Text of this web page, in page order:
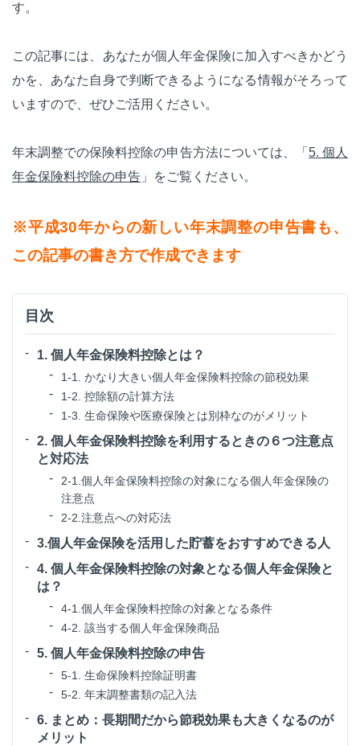
す。
この記事には、あなたが個人年金保険に加入すべきかどう
かを、あなた自身で判断できるようになる情報がそろって
いますので、ぜひご活用ください。
年末調整での保険料控除の申告方法については、「 5. 個人
年金保険料控除の申告 」をご覧ください。
※平成30年からの新しい年末調整の申告書も、
この記事の書き方で作成できます
目次
1. 個人年金保険料控除とは？
1-1. かなり大きい個人年金保険料控除の節税効果
1-2. 控除額の計算方法
1-3. 生命保険や医療保険とは別枠なのがメリット
2. 個人年金保険料控除を利用するときの６つ注意点
と対応法
2-1.個人年金保険料控除の対象になる個人年金保険の
注意点
2-2.注意点への対応法
3.個人年金保険を活用した貯蓄をおすすめできる人
4. 個人年金保険料控除の対象となる個人年金保険と
は？
4-1.個人年金保険料控除の対象となる条件
4-2. 該当する個人年金保険商品
5. 個人年金保険料控除の申告
5-1. 生命保険料控除証明書
5-2. 年末調整書類の記入法
6. まとめ：長期間だから節税効果も大きくなるのが
メリット